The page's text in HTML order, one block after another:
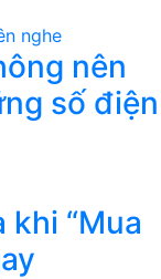
nên
số điện
“Mua